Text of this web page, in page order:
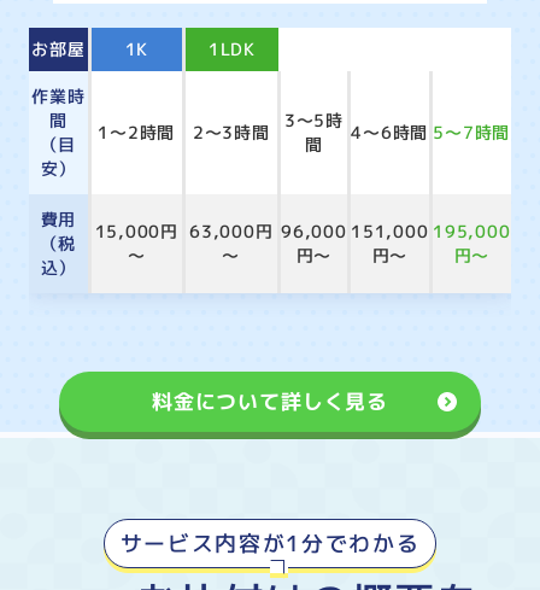
お部屋 1K 1LDK
作業時
間
（目
安）
1～2時間 2～3時間
3～5時
間
4～6時間 5～7時間
費用
（税
込）
15,000円
～
63,000円
～
96,000
円～
151,000
円～
195,000
円～
料金について詳しく見る
サービス内容が1分でわかる